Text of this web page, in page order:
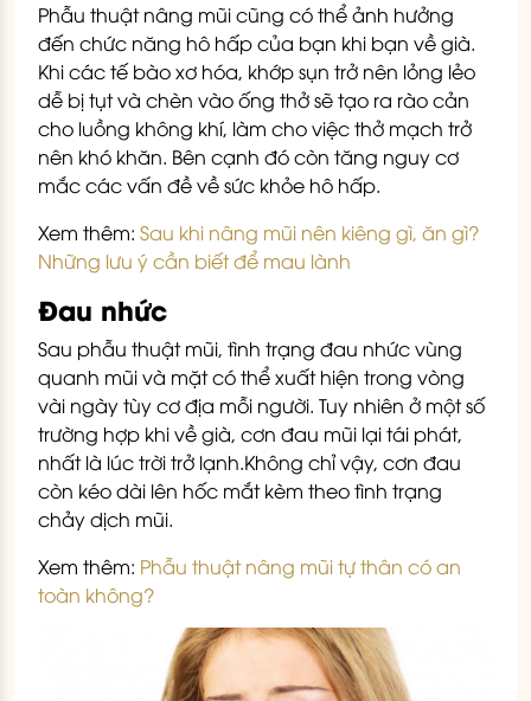
Phẫu thuật nâng mũi cũng có thể ảnh hưởng
đến chức năng hô hấp của bạn khi bạn về già.
Khi các tế bào xơ hóa, khớp sụn trở nên lỏng lẻo
dễ bị tụt và chèn vào ống thở sẽ tạo ra rào cản
cho luồng không khí, làm cho việc thở mạch trở
nên khó khăn. Bên cạnh đó còn tăng nguy cơ
mắc các vấn đề về sức khỏe hô hấp.
Xem thêm: Sau khi nâng mũi nên kiêng gì, ăn gì?
Những lưu ý cần biết để mau lành
Đau nhức
Sau phẫu thuật mũi, tình trạng đau nhức vùng
quanh mũi và mặt có thể xuất hiện trong vòng
vài ngày tùy cơ địa mỗi người. Tuy nhiên ở một số
trường hợp khi về già, cơn đau mũi lại tái phát,
nhất là lúc trời trở lạnh.Không chỉ vậy, cơn đau
còn kéo dài lên hốc mắt kèm theo tình trạng
chảy dịch mũi.
Xem thêm: Phẫu thuật nâng mũi tự thân có an
toàn không?